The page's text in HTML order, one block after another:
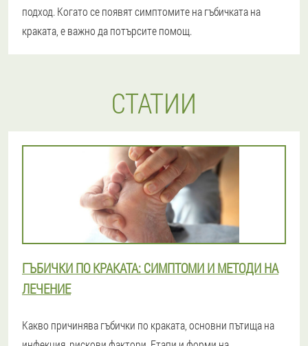
подход. Когато се появят симптомите на гъбичката на
краката, е важно да потърсите помощ.
СТАТИИ
ГЪБИЧКИ ПО КРАКАТА: СИМПТОМИ И МЕТОДИ НА
ЛЕЧЕНИЕ
Какво причинява гъбички по краката, основни пътища на